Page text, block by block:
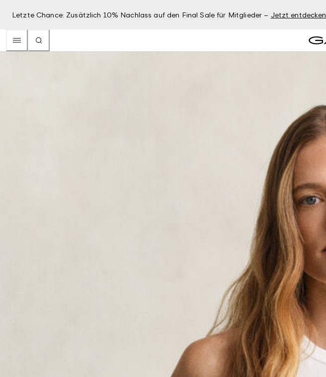
Letzte Chance: Zusätzlich 10% Nachlass auf den Final Sale für Mitglieder – Jetzt entdecken